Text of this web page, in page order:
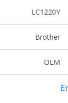
LC1220Y
Brother
OEM